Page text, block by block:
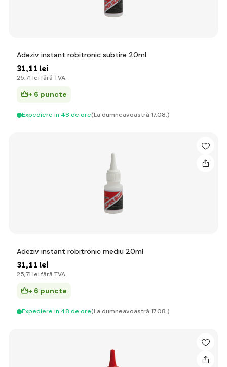
Adeziv instant robitronic subtire 20ml
31,11 lei
25,71 lei fără TVA
+ 6 puncte
Expediere in 48 de ore(La dumneavoastră 17.08.)
Adeziv instant robitronic mediu 20ml
31,11 lei
25,71 lei fără TVA
+ 6 puncte
Expediere in 48 de ore(La dumneavoastră 17.08.)